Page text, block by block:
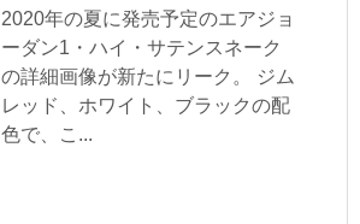
2020年の夏に発売予定のエアジョ
ーダン1・ハイ・サテンスネーク
の詳細画像が新たにリーク。 ジム
レッド、ホワイト、ブラックの配
色で、こ...